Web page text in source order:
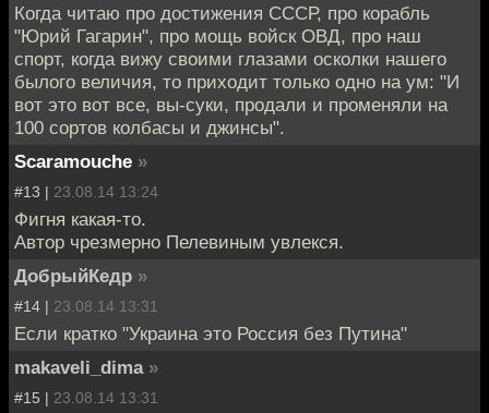
Когда читаю про достижения СССР, про корабль
"Юрий Гагарин", про мощь войск ОВД, про наш
спорт, когда вижу своими глазами осколки нашего
былого величия, то приходит только одно на ум: "И
вот это вот все, вы-суки, продали и променяли на
100 сортов колбасы и джинсы".
Scaramouche »
#13 | 23.08.14 13:24
Фигня какая-то.
Автор чрезмерно Пелевиным увлекся.
ДобрыйКедр »
#14 | 23.08.14 13:31
Если кратко "Украина это Россия без Путина"
makaveli_dima »
#15 | 23.08.14 13:31